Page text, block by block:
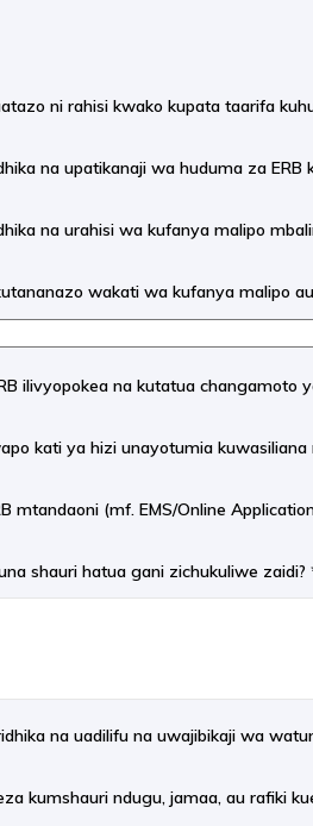
ni rahisi kwako kupata taarifa
na upatikanaji wa huduma za ERB
na urahisi wa kufanya malipo
wakati wa kufanya malipo
ilivyopokea na kutatua changamoto
kati ya hizi unayotumia kuwasiliana
mtandaoni (mf. EMS/Online
shauri hatua gani zichukuliwe zaidi?
na uadilifu na uwajibikaji wa
kumshauri ndugu, jamaa, au rafiki